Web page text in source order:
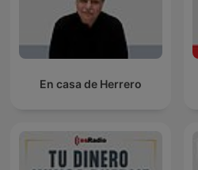
En casa de Herrero